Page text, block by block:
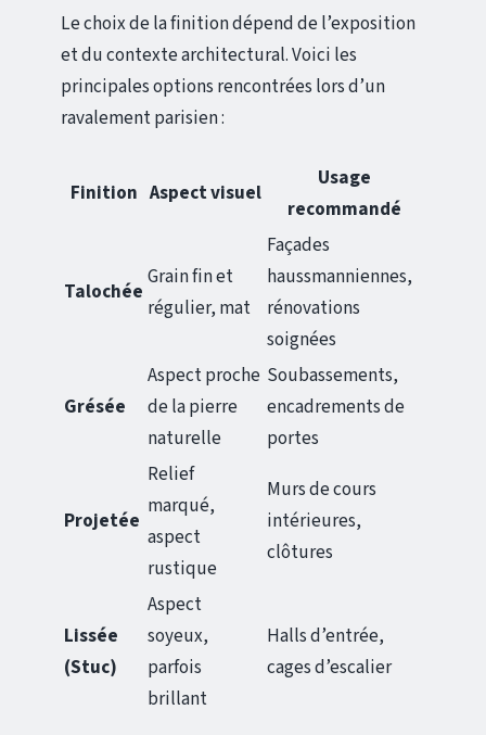
Le choix de la finition dépend de l’exposition
et du contexte architectural. Voici les
principales options rencontrées lors d’un
ravalement parisien :
Finition Aspect visuel
Usage
recommandé
Talochée
Grain fin et
régulier, mat
Façades
haussmanniennes,
rénovations
soignées
Grésée
Aspect proche
de la pierre
naturelle
Soubassements,
encadrements de
portes
Projetée
Relief
marqué,
aspect
rustique
Murs de cours
intérieures,
clôtures
Lissée
(Stuc)
Aspect
soyeux,
parfois
brillant
Halls d’entrée,
cages d’escalier